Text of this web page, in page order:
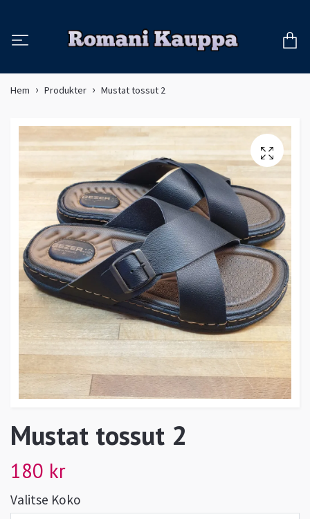
Hem Produkter Mustat tossut 2
Mustat tossut 2
180 kr
Valitse Koko